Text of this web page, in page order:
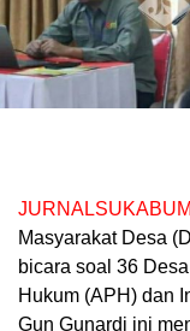
Masyarakat Desa
bicara soal 36
Hukum (APH) dan
Gun Gunardi ini